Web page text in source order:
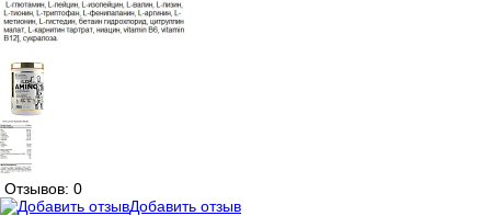
Отзывов: 0
Добавить отзыв